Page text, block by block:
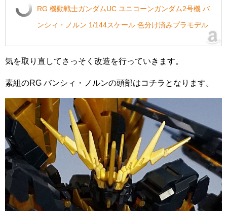
RG 機動戦士ガンダムUC ユニコーンガンダム2号機 バ
ンシィ・ノルン 1/144スケール 色分け済みプラモデル
気を取り直してさっそく改造を行っていきます。
素組のRG バンシィ・ノルンの頭部はコチラとなります。